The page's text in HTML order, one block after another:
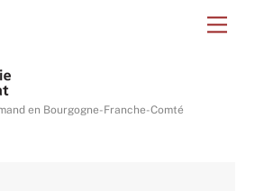
en Bourgogne-Franche-Comté